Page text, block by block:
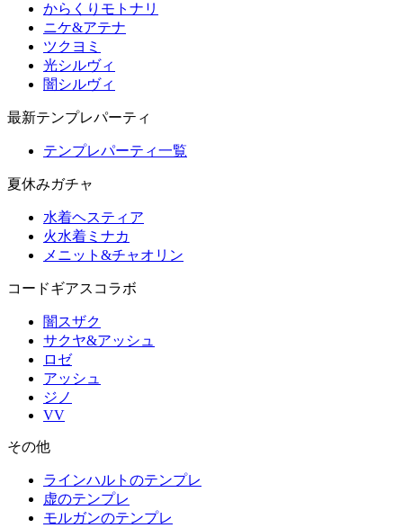
からくりモトナリ
ニケ&アテナ
ツクヨミ
光シルヴィ
闇シルヴィ
最新テンプレパーティ
テンプレパーティ一覧
夏休みガチャ
水着ヘスティア
火水着ミナカ
メニット&チャオリン
コードギアスコラボ
闇スザク
サクヤ&アッシュ
ロゼ
アッシュ
ジノ
VV
その他
ラインハルトのテンプレ
虚のテンプレ
モルガンのテンプレ